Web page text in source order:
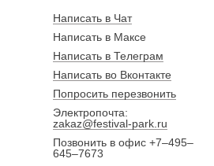
Написать в Чат
Написать в Максе
Написать в Телеграм
Написать во Вконтакте
Попросить перезвонить
Электропочта:
zakaz@festival-park.ru
Позвонить в офис +7–495–
645–7673